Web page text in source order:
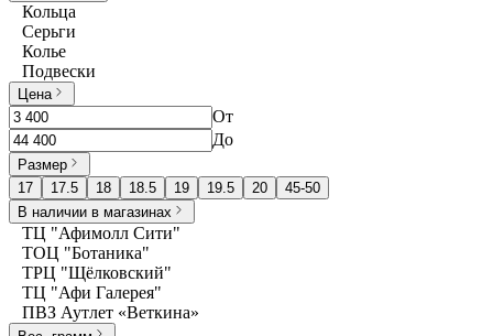
Кольца
Серьги
Колье
Подвески
Цена
От
До
Размер
17
17.5 18 18.5 19 19.5 20
45-50
В наличии в магазинах
ТЦ "Афимолл Сити"
ТОЦ "Ботаника"
ТРЦ "Щёлковский"
ТЦ "Афи Галерея"
ПВЗ Аутлет «Веткина»